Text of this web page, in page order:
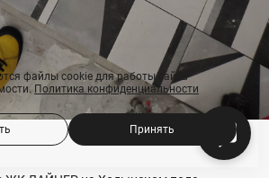
файлы cookie для работы сайта
Политика конфиденциальности
Принять